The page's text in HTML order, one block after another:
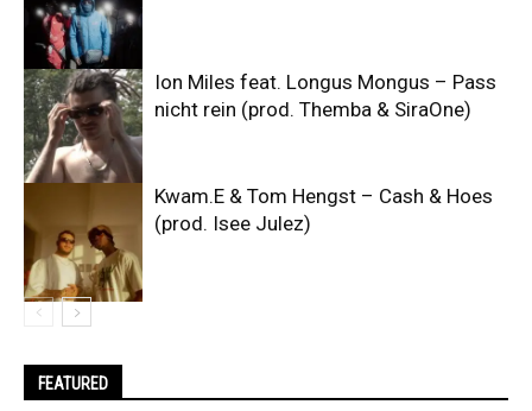
Ion Miles feat. Longus Mongus – Pass
nicht rein (prod. Themba & SiraOne)
Kwam.E & Tom Hengst – Cash & Hoes
(prod. Isee Julez)
FEATURED